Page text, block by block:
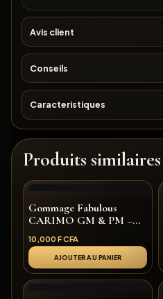
Avis client
Conseils
Caracteristiques
Produits similaires
Gommage Fabulous
CARIMO GM & PM –
Visage et Corps
10,000 F CFA
AJOUTER AU PANIER